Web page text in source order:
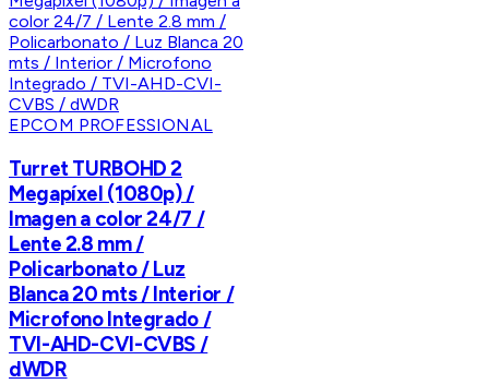
EPCOM PROFESSIONAL
Turret TURBOHD 2
Megapíxel (1080p) /
Imagen a color 24/7 /
Lente 2.8 mm /
Policarbonato / Luz
Blanca 20 mts / Interior /
Microfono Integrado /
TVI-AHD-CVI-CVBS /
dWDR